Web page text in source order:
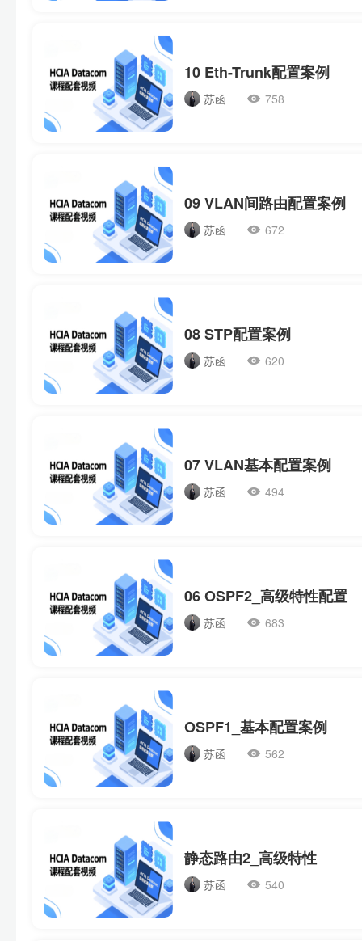
10 Eth-Trunk配置案例
苏函 758
09 VLAN间路由配置案例
苏函 672
08 STP配置案例
苏函 620
07 VLAN基本配置案例
苏函 494
06 OSPF2_高级特性配置
苏函 683
OSPF1_基本配置案例
苏函 562
静态路由2_高级特性
苏函 540